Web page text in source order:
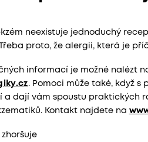
neexistuje jednoduchý
proto, že alergii, která je
informací je možné nalézt
. Pomoci může také, když
a dají vám spoustu praktických
Kontakt najdete na
zhoršuje